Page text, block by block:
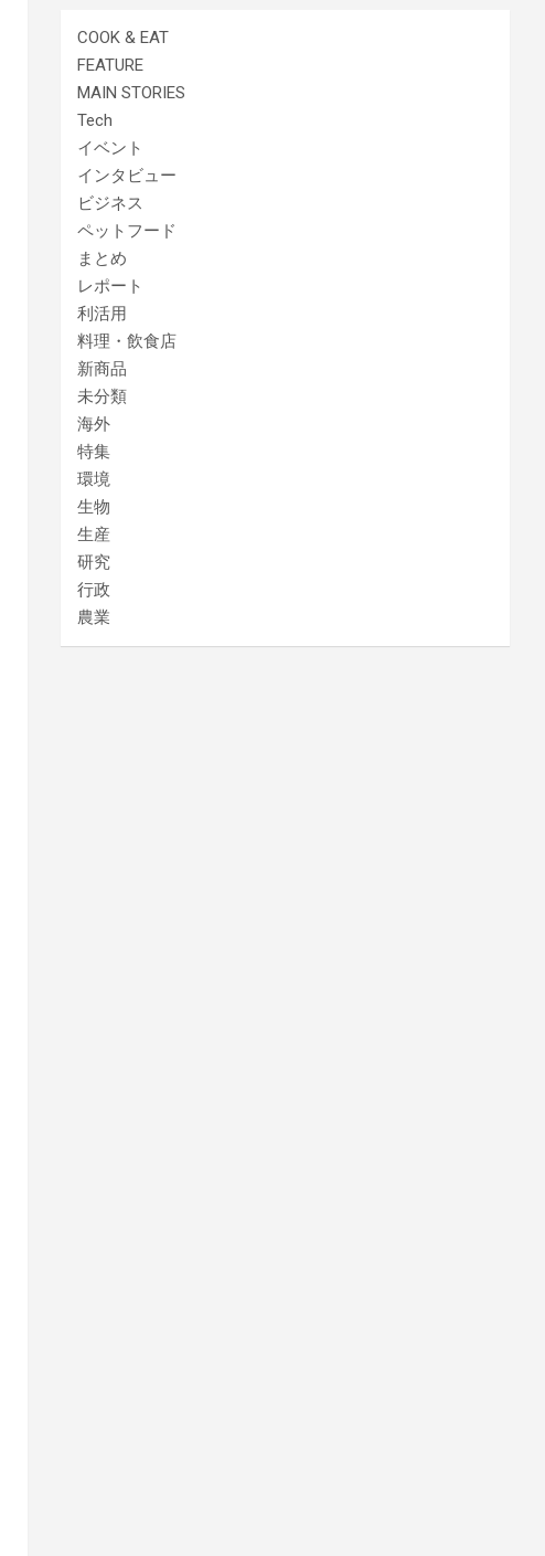
COOK & EAT
FEATURE
MAIN STORIES
Tech
イベント
インタビュー
ビジネス
ペットフード
まとめ
レポート
利活用
料理・飲食店
新商品
未分類
海外
特集
環境
生物
生産
研究
行政
農業